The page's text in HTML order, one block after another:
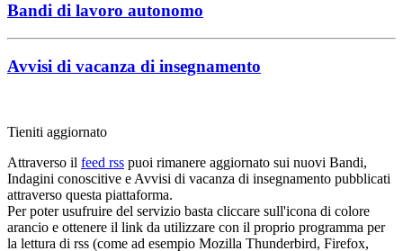
Bandi di lavoro autonomo
Avvisi di vacanza di insegnamento
Tieniti aggiornato
Attraverso il feed rss puoi rimanere aggiornato sui nuovi Bandi,
Indagini conoscitive e Avvisi di vacanza di insegnamento pubblicati
attraverso questa piattaforma.
Per poter usufruire del servizio basta cliccare sull'icona di colore
arancio e ottenere il link da utilizzare con il proprio programma per
la lettura di rss (come ad esempio Mozilla Thunderbird, Firefox,